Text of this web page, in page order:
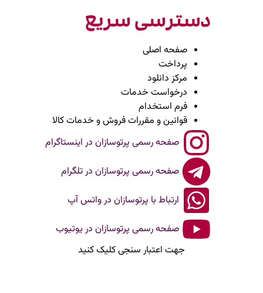
دسترسی سریع
صفحه اصلی
پرداخت
مرکز دانلود
درخواست خدمات
فرم استخدام
قوانین و مقررات فروش و خدمات کالا
صفحه رسمی پرتوسازان در اینستاگرام
صفحه رسمی پرتوسازان در تلگرام
ارتباط با پرتوسازان در واتس آپ
صفحه رسمی پرتوسازان در یوتیوب
جهت اعتبار سنجی کلیک کنید